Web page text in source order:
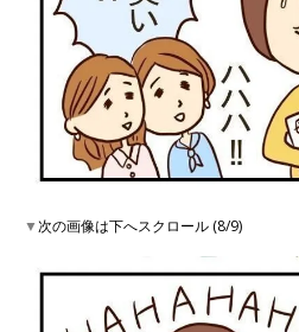
▼次の画像は下へスクロール (8/9)